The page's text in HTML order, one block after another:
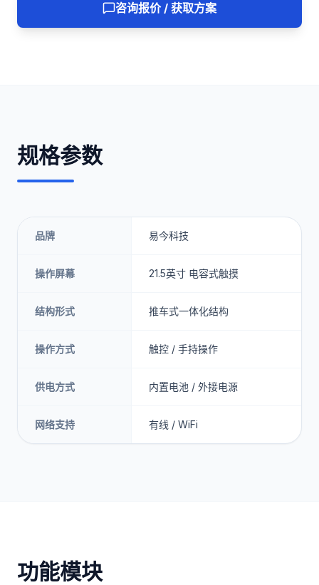
咨询报价 / 获取方案
规格参数
品牌 易今科技
操作屏幕 21.5英寸 电容式触摸
结构形式 推车式一体化结构
操作方式 触控 / 手持操作
供电方式 内置电池 / 外接电源
网络支持 有线 / WiFi
功能模块